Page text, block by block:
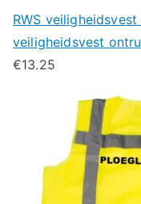
RWS
veiligheidsvest
€13.25